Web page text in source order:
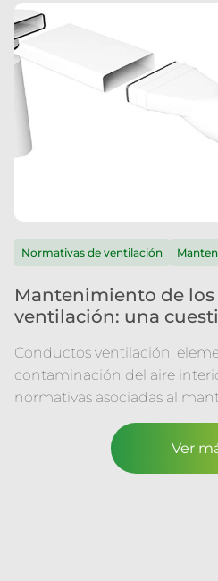
Normativas de ventilación
Mantenimiento de
ventilación: una
Conductos ventilación:
contaminación del aire
normativas asociadas al
Ver